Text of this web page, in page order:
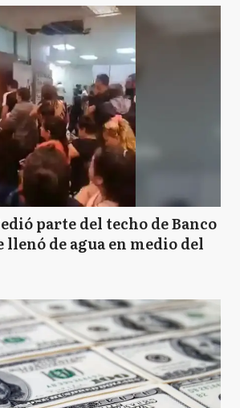
parte del techo de Banco
llenó de agua en medio del